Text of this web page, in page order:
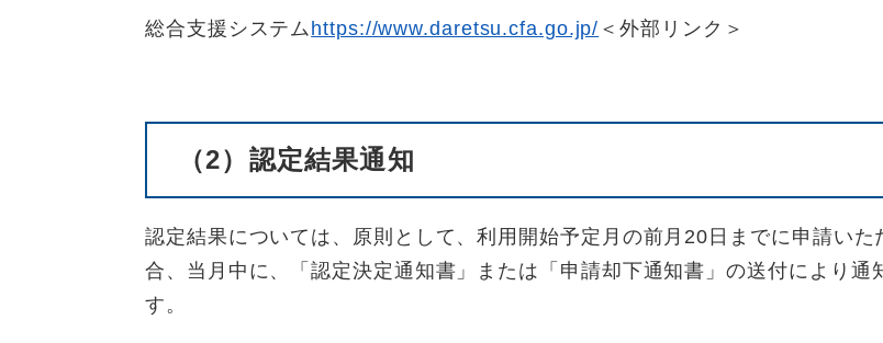
総合支援システム https://www.daretsu.cfa.go.jp/ ＜外部リンク＞
（2）認定結果通知
認定結果については、原則として、利用開始予定月の前月20日までに申請いた
合、当月中に、「認定決定通知書」または「申請却下通知書」の送付により通
す。